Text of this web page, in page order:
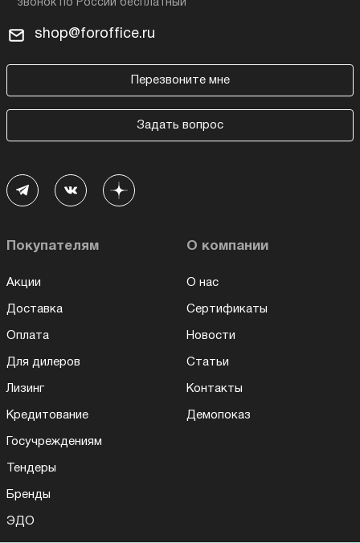
shop@foroffice.ru
Перезвоните мне
Задать вопрос
Покупателям
Акции
Доставка
Оплата
Для дилеров
Лизинг
Кредитование
Госучреждениям
Тендеры
Бренды
ЭДО
О компании
О нас
Сертификаты
Новости
Статьи
Контакты
Демопоказ